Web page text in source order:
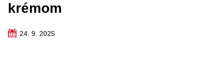
krémom
24. 9. 2025